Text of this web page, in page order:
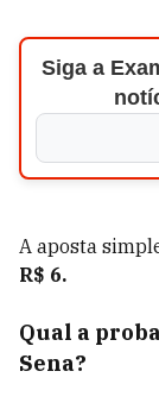
Siga a
A aposta
R$ 6.
Qual a
Sena?